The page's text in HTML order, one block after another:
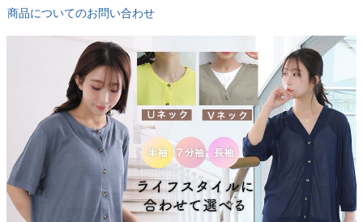
商品についてのお問い合わせ